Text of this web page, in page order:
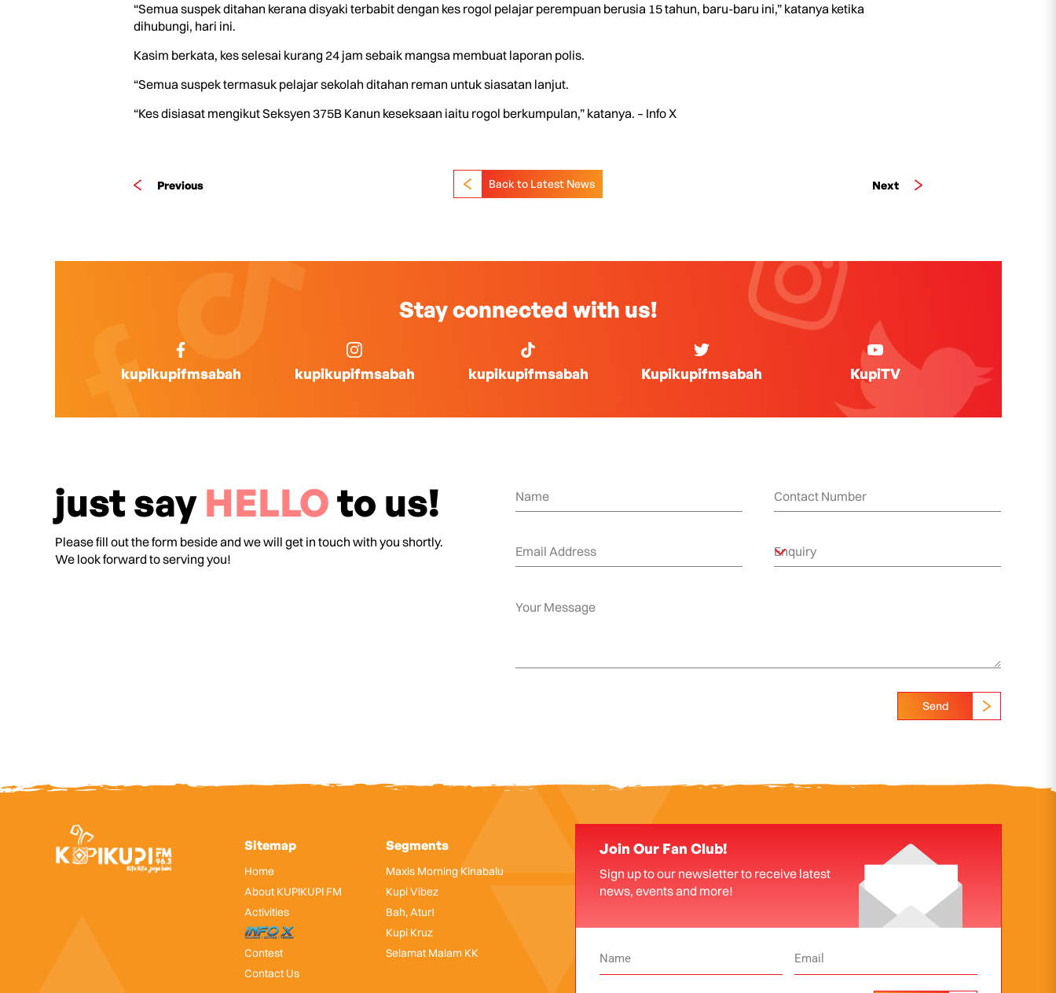
“Semua suspek ditahan kerana disyaki terbabit dengan kes rogol pelajar perempuan berusia 15 tahun, baru-baru ini,” katanya ketika
dihubungi, hari ini.
Kasim berkata, kes selesai kurang 24 jam sebaik mangsa membuat laporan polis.
“Semua suspek termasuk pelajar sekolah ditahan reman untuk siasatan lanjut.
“Kes disiasat mengikut Seksyen 375B Kanun keseksaan iaitu rogol berkumpulan,” katanya. – Info X
Previous Next
Back to Latest News
Stay connected with us!
kupikupifmsabah kupikupifmsabah kupikupifmsabah Kupikupifmsabah KupiTV
just say HELLOto us!
Please fill out the form beside and we will get in touch with you shortly.
We look forward to serving you!
Send
Sitemap
Home
About KUPIKUPI FM
Activities
InfoX
Contest
Contact Us
Segments
Maxis Morning Kinabalu
Kupi Vibez
Bah, Atur!
Kupi Kruz
Selamat Malam KK
Join Our Fan Club!
Sign up to our newsletter to receive latest
news, events and more!